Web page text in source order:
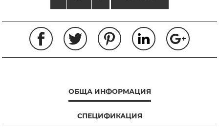
ОБЩА ИНФОРМАЦИЯ
СПЕЦИФИКАЦИЯ